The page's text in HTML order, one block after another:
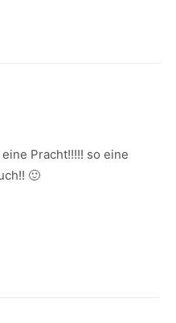
Pracht!!!!! so eine
🙂